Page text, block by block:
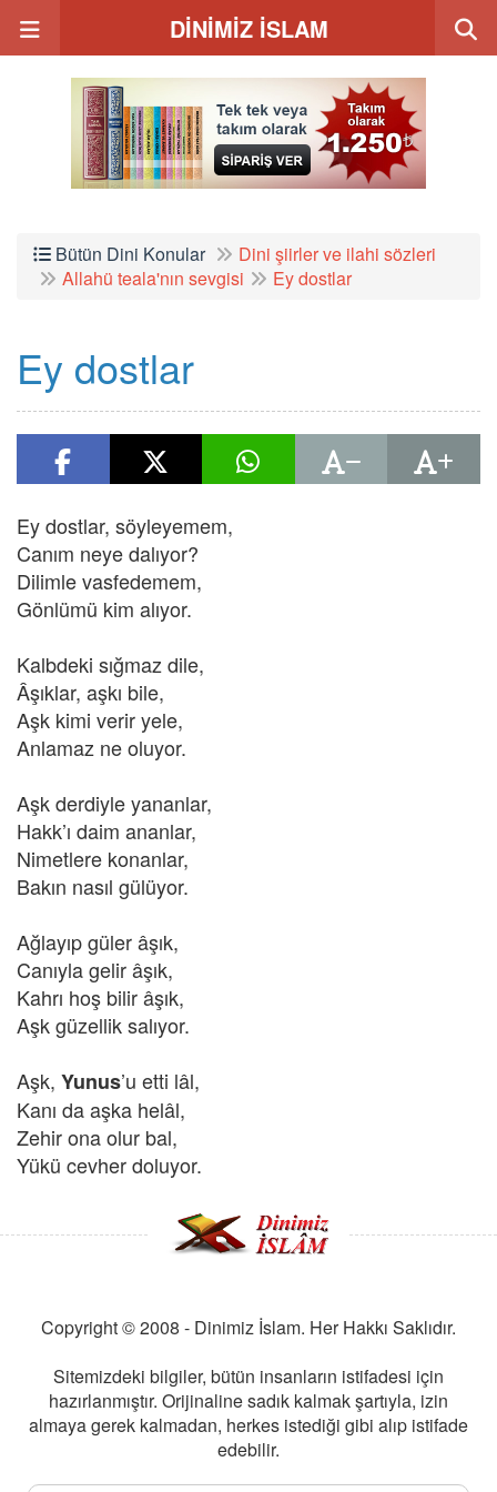
DİNİMİZ İSLAM
Bütün Dini Konular
Dini şiirler ve ilahi sözleri
Allahü teala'nın sevgisi
Ey dostlar
Ey dostlar
Ey dostlar, söyleyemem,
Canım neye dalıyor?
Dilimle vasfedemem,
Gönlümü kim alıyor.
Kalbdeki sığmaz dile,
Âşıklar, aşkı bile,
Aşk kimi verir yele,
Anlamaz ne oluyor.
Aşk derdiyle yananlar,
Hakk’ı daim ananlar,
Nimetlere konanlar,
Bakın nasıl gülüyor.
Ağlayıp güler âşık,
Canıyla gelir âşık,
Kahrı hoş bilir âşık,
Aşk güzellik salıyor.
Aşk, Yunus’u etti lâl,
Kanı da aşka helâl,
Zehir ona olur bal,
Yükü cevher doluyor.
Copyright © 2008 - Dinimiz İslam. Her Hakkı Saklıdır.
Sitemizdeki bilgiler, bütün insanların istifadesi için
hazırlanmıştır. Orijinaline sadık kalmak şartıyla, izin
almaya gerek kalmadan, herkes istediği gibi alıp istifade
edebilir.